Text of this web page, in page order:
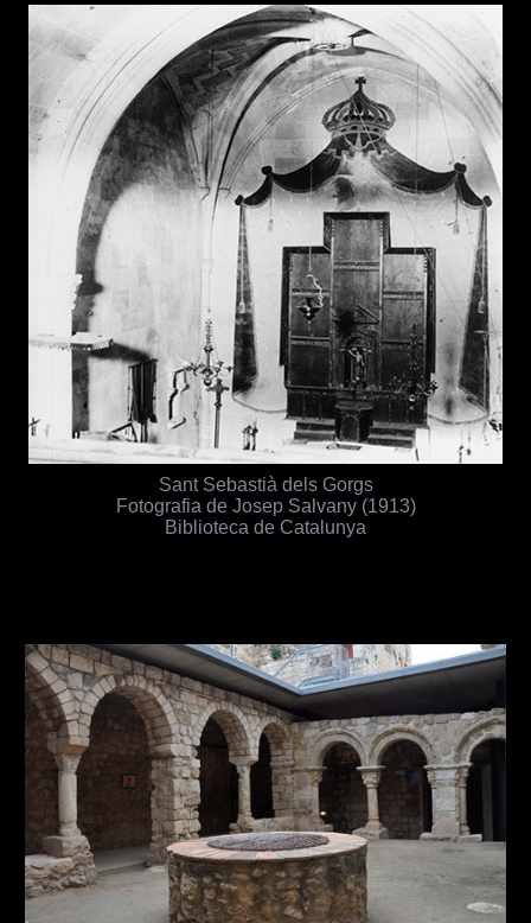
Sant Sebastià dels Gorgs
Fotografia de Josep Salvany (1913)
Biblioteca de Catalunya